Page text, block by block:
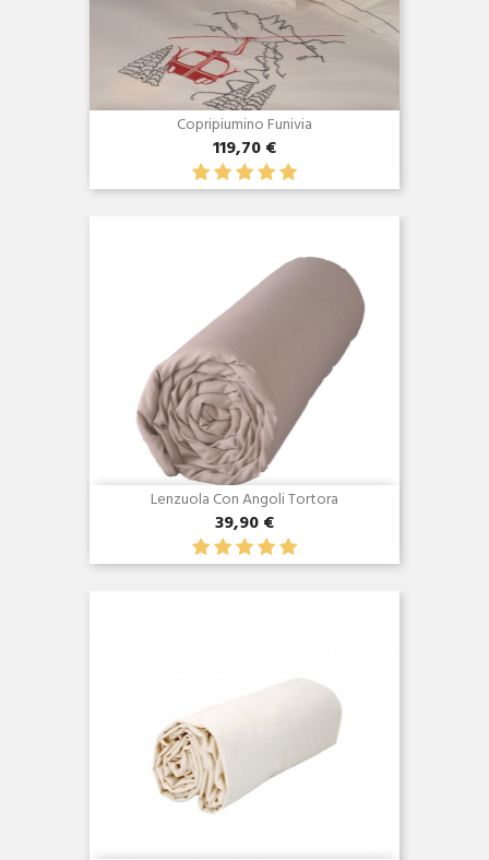
Copripiumino Funivia
119,70 €
Anteprima
Lenzuola Con Angoli Tortora
39,90 €
Anteprima